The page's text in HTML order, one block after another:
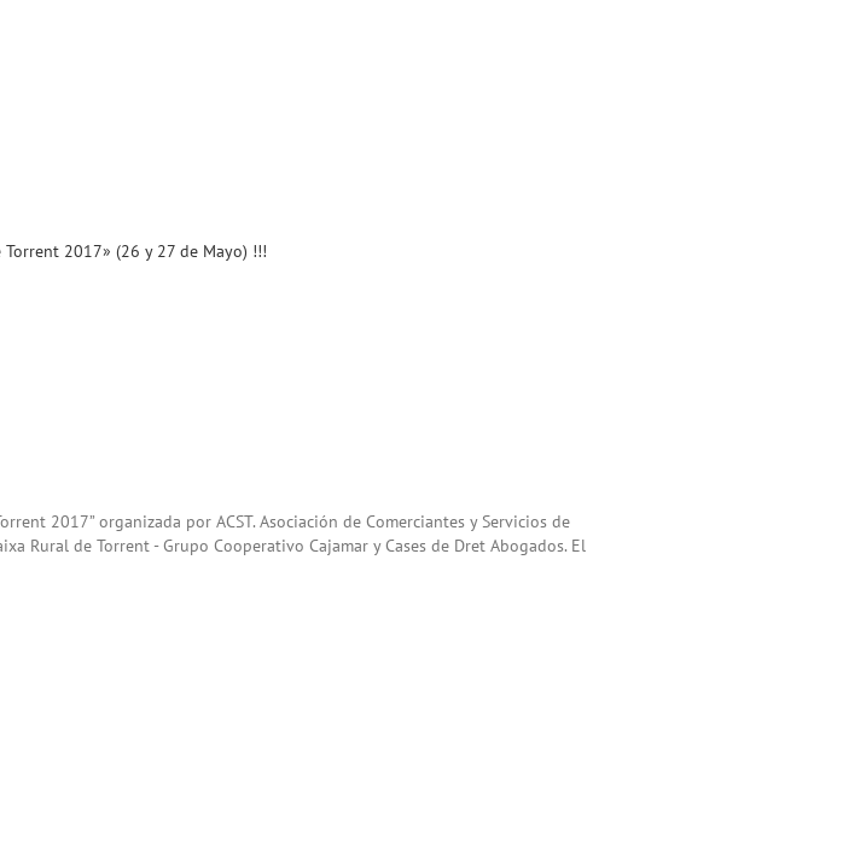
2017» (26 y 27 de Mayo) !!!
2017” organizada por ACST. Asociación de Comerciantes y Servicios de
Rural de Torrent - Grupo Cooperativo Cajamar y Cases de Dret Abogados. El